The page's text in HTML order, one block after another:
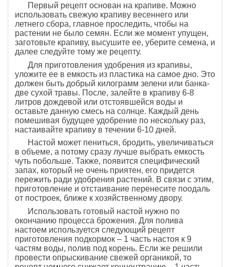
Первый рецепт основан на крапиве. Можно
использовать свежую крапиву весеннего или
летнего сбора, главное проследить, чтобы на
растении не было семян. Если же момент упущен,
заготовьте крапиву, высушите ее, уберите семена, и
далее следуйте тому же рецепту.
Для приготовления удобрения из крапивы,
уложите ее в емкость из пластика на самое дно. Это
должен быть добрый килограмм зелени или банка-
две сухой травы. После, залейте в крапиву 6-8
литров дождевой или отстоявшейся воды и
оставьте данную смесь на солнце. Каждый день
помешивая будущее удобрение по нескольку раз,
настаивайте крапиву в течении 6-10 дней.
Настой может пениться, бродить, увеличиваться
в объеме, а потому сразу лучше выбрать емкость
чуть побольше. Также, появится специфический
запах, который не очень приятен, его придется
пережить ради удобрения растений. В связи с этим,
приготовление и отстаивание перенесите поодаль
от построек, ближе к хозяйственному двору.
Использовать готовый настой нужно по
окончанию процесса брожения. Для полива
настоем используется следующий рецепт
приготовления подкормок – 1 часть настоя к 9
частям воды, полив под корень. Если же решили
провести опрыскивание свежей органикой, то